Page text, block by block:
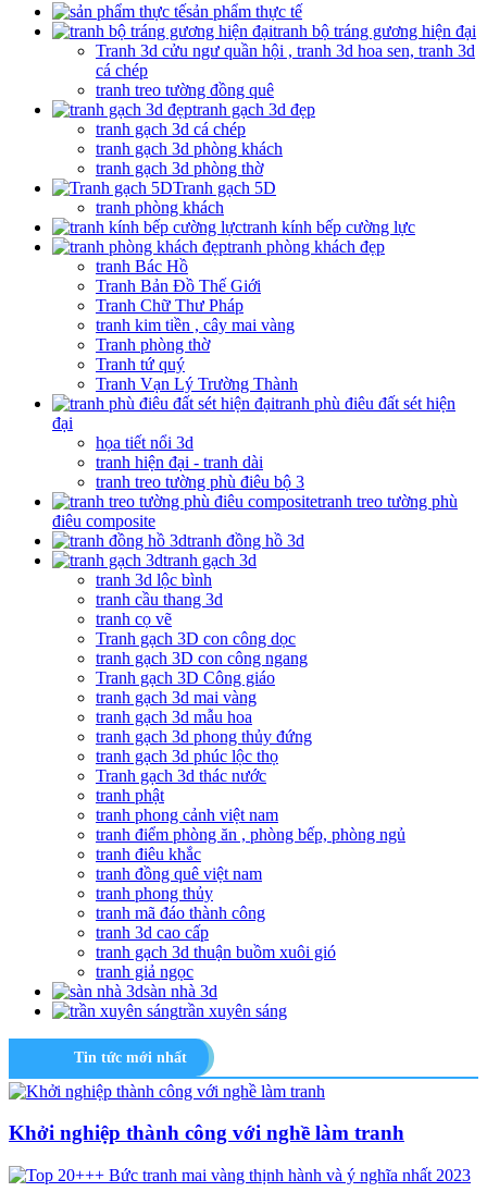
sản phẩm thực tế
tranh bộ tráng gương hiện đại
Tranh 3d cửu ngư quần hội , tranh 3d hoa sen, tranh 3d
cá chép
tranh treo tường đồng quê
tranh gạch 3d đẹp
tranh gạch 3d cá chép
tranh gạch 3d phòng khách
tranh gạch 3d phòng thờ
Tranh gạch 5D
tranh phòng khách
tranh kính bếp cường lực
tranh phòng khách đẹp
tranh Bác Hồ
Tranh Bản Đồ Thế Giới
Tranh Chữ Thư Pháp
tranh kim tiền , cây mai vàng
Tranh phòng thờ
Tranh tứ quý
Tranh Vạn Lý Trường Thành
tranh phù điêu đất sét hiện
đại
họa tiết nổi 3d
tranh hiện đại - tranh dài
tranh treo tường phù điêu bộ 3
tranh treo tường phù
điêu composite
tranh đồng hồ 3d
tranh gạch 3d
tranh 3d lộc bình
tranh cầu thang 3d
tranh cọ vẽ
Tranh gạch 3D con công dọc
tranh gạch 3D con công ngang
Tranh gạch 3D Công giáo
tranh gạch 3d mai vàng
tranh gạch 3d mẫu hoa
tranh gạch 3d phong thủy đứng
tranh gạch 3d phúc lộc thọ
Tranh gạch 3d thác nước
tranh phật
tranh phong cảnh việt nam
tranh điểm phòng ăn , phòng bếp, phòng ngủ
tranh điêu khắc
tranh đồng quê việt nam
tranh phong thủy
tranh mã đáo thành công
tranh 3d cao cấp
tranh gạch 3d thuận buồm xuôi gió
tranh giả ngọc
sàn nhà 3d
trần xuyên sáng
Tin tức mới nhất
Khởi nghiệp thành công với nghề làm tranh